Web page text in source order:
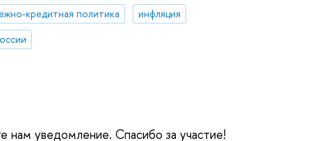
кредитная политика
инфляция
нам уведомление. Спасибо за участие!